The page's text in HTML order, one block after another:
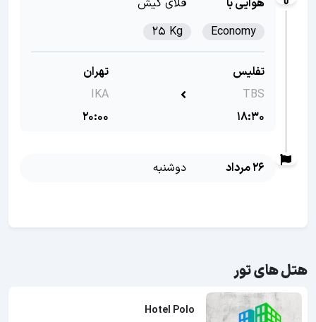
هوایی با
فلای کیش
Economy
25 Kg
تفلیس
TBS
18:30
تهران
IKA
20:00
26 مرداد دوشنبه
هتل های تور
Hotel Polo